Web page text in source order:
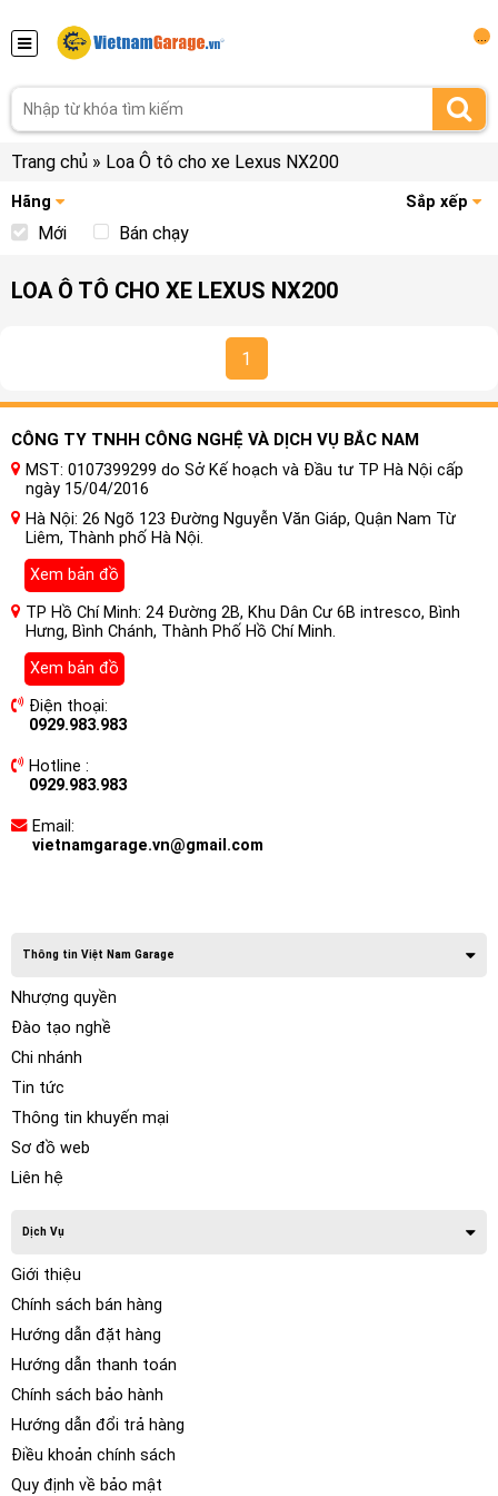
Trang chủ » Loa Ô tô cho xe Lexus NX200
Hãng Sắp xếp
Mới Bán chạy
LOA Ô TÔ CHO XE LEXUS NX200
1
CÔNG TY TNHH CÔNG NGHỆ VÀ DỊCH VỤ BẮC NAM
MST: 0107399299 do Sở Kế hoạch và Đầu tư TP Hà Nội cấp
ngày 15/04/2016
Hà Nội: 26 Ngõ 123 Đường Nguyễn Văn Giáp, Quận Nam Từ
Liêm, Thành phố Hà Nội.
Xem bản đồ
TP Hồ Chí Minh: 24 Đường 2B, Khu Dân Cư 6B intresco, Bình
Hưng, Bình Chánh, Thành Phố Hồ Chí Minh.
Xem bản đồ
Điện thoại:
0929.983.983
Hotline :
0929.983.983
Email:
vietnamgarage.vn@gmail.com
Thông tin Việt Nam Garage
Nhượng quyền
Đào tạo nghề
Chi nhánh
Tin tức
Thông tin khuyến mại
Sơ đồ web
Liên hệ
Dịch Vụ
Giới thiệu
Chính sách bán hàng
Hướng dẫn đặt hàng
Hướng dẫn thanh toán
Chính sách bảo hành
Hướng dẫn đổi trả hàng
Điều khoản chính sách
Quy định về bảo mật